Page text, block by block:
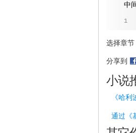
中
1
选择章节
分享到
小说
《哈
通过《